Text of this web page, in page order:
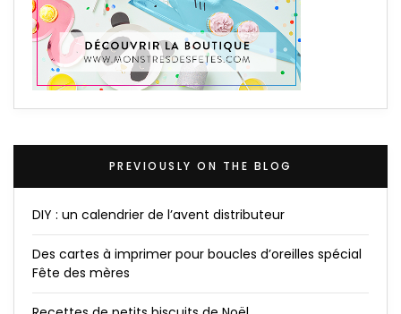
PREVIOUSLY ON THE BLOG
DIY : un calendrier de l’avent distributeur
Des cartes à imprimer pour boucles d’oreilles spécial
Fête des mères